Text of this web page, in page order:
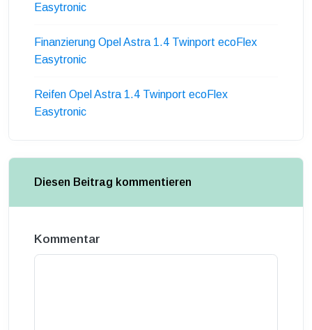
Easytronic
Finanzierung Opel Astra 1.4 Twinport ecoFlex
Easytronic
Reifen Opel Astra 1.4 Twinport ecoFlex
Easytronic
Diesen Beitrag kommentieren
Kommentar